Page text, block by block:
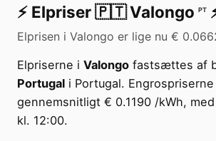
⚡️ Elpriser🇵🇹Valongo PT
Elprisen i Valongo er lige nu €
Elpriserne i Valongo fastsættes af
Portugal i Portugal.
gennemsnitligt € 0.1190 /kWh,
kl. 12:00.